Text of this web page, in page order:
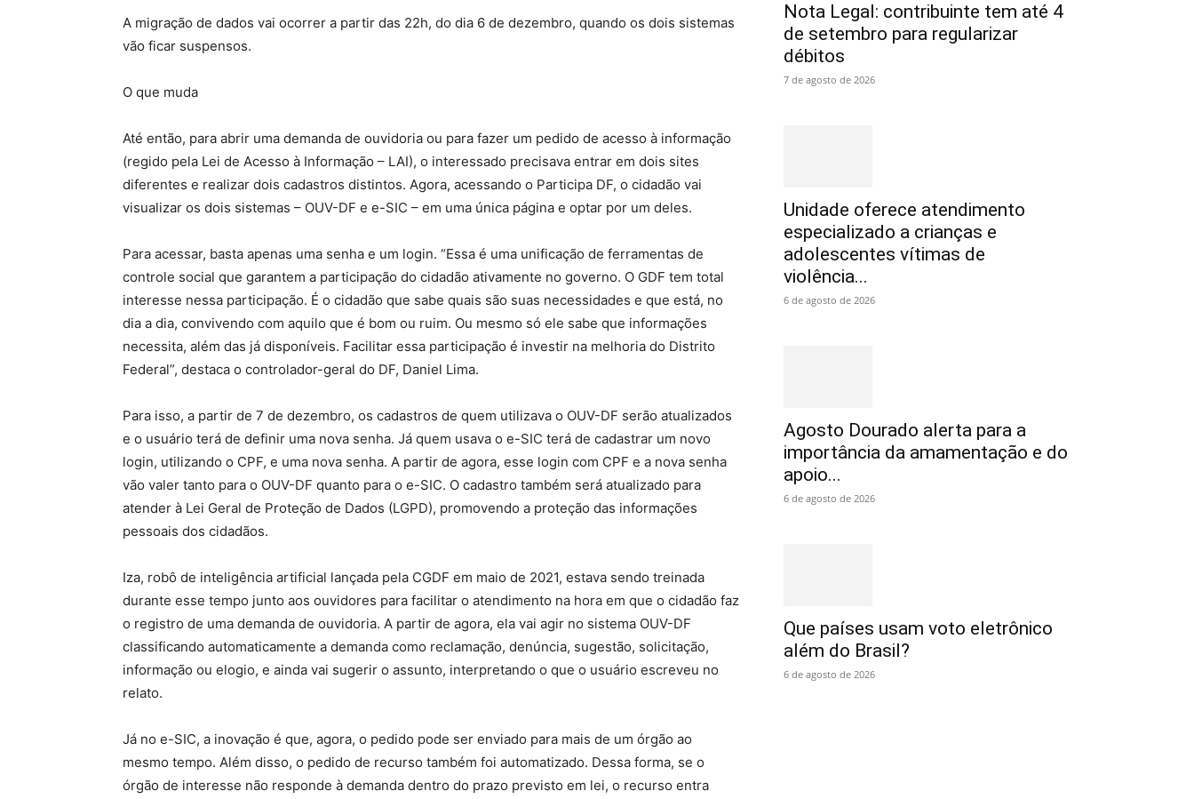
A migração de dados vai ocorrer a partir das 22h, do dia 6 de dezembro, quando os dois sistemas
vão ficar suspensos.
O que muda
Até então, para abrir uma demanda de ouvidoria ou para fazer um pedido de acesso à informação
(regido pela Lei de Acesso à Informação – LAI), o interessado precisava entrar em dois sites
diferentes e realizar dois cadastros distintos. Agora, acessando o Participa DF, o cidadão vai
visualizar os dois sistemas – OUV-DF e e-SIC – em uma única página e optar por um deles.
Para acessar, basta apenas uma senha e um login. “Essa é uma unificação de ferramentas de
controle social que garantem a participação do cidadão ativamente no governo. O GDF tem total
interesse nessa participação. É o cidadão que sabe quais são suas necessidades e que está, no
dia a dia, convivendo com aquilo que é bom ou ruim. Ou mesmo só ele sabe que informações
necessita, além das já disponíveis. Facilitar essa participação é investir na melhoria do Distrito
Federal”, destaca o controlador-geral do DF, Daniel Lima.
Para isso, a partir de 7 de dezembro, os cadastros de quem utilizava o OUV-DF serão atualizados
e o usuário terá de definir uma nova senha. Já quem usava o e-SIC terá de cadastrar um novo
login, utilizando o CPF, e uma nova senha. A partir de agora, esse login com CPF e a nova senha
vão valer tanto para o OUV-DF quanto para o e-SIC. O cadastro também será atualizado para
atender à Lei Geral de Proteção de Dados (LGPD), promovendo a proteção das informações
pessoais dos cidadãos.
Iza, robô de inteligência artificial lançada pela CGDF em maio de 2021, estava sendo treinada
durante esse tempo junto aos ouvidores para facilitar o atendimento na hora em que o cidadão faz
o registro de uma demanda de ouvidoria. A partir de agora, ela vai agir no sistema OUV-DF
classificando automaticamente a demanda como reclamação, denúncia, sugestão, solicitação,
informação ou elogio, e ainda vai sugerir o assunto, interpretando o que o usuário escreveu no
relato.
Já no e-SIC, a inovação é que, agora, o pedido pode ser enviado para mais de um órgão ao
mesmo tempo. Além disso, o pedido de recurso também foi automatizado. Dessa forma, se o
órgão de interesse não responde à demanda dentro do prazo previsto em lei, o recurso entra
Nota Legal: contribuinte tem até 4
de setembro para regularizar
débitos
7 de agosto de 2026
Unidade oferece atendimento
especializado a crianças e
adolescentes vítimas de
violência...
6 de agosto de 2026
Agosto Dourado alerta para a
importância da amamentação e do
apoio...
6 de agosto de 2026
Que países usam voto eletrônico
além do Brasil?
6 de agosto de 2026